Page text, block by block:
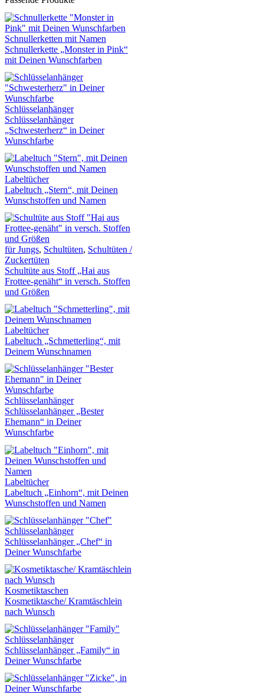
Schnullerketten mit Namen
Schnullerkette „Monster in Pink“
mit Deinen Wunschfarben
Schlüsselanhänger
Schlüsselanhänger
„Schwesterherz“ in Deiner
Wunschfarbe
Labeltücher
Labeltuch „Stern“, mit Deinen
Wunschstoffen und Namen
für Jungs, Schultüten, Schultüten /
Zuckertüten
Schultüte aus Stoff „Hai aus
Frottee-genäht“ in versch. Stoffen
und Größen
Labeltücher
Labeltuch „Schmetterling“, mit
Deinem Wunschnamen
Schlüsselanhänger
Schlüsselanhänger „Bester
Ehemann“ in Deiner
Wunschfarbe
Labeltücher
Labeltuch „Einhorn“, mit Deinen
Wunschstoffen und Namen
Schlüsselanhänger
Schlüsselanhänger „Chef“ in
Deiner Wunschfarbe
Kosmetiktaschen
Kosmetiktasche/ Kramtäschlein
nach Wunsch
Schlüsselanhänger
Schlüsselanhänger „Family“ in
Deiner Wunschfarbe